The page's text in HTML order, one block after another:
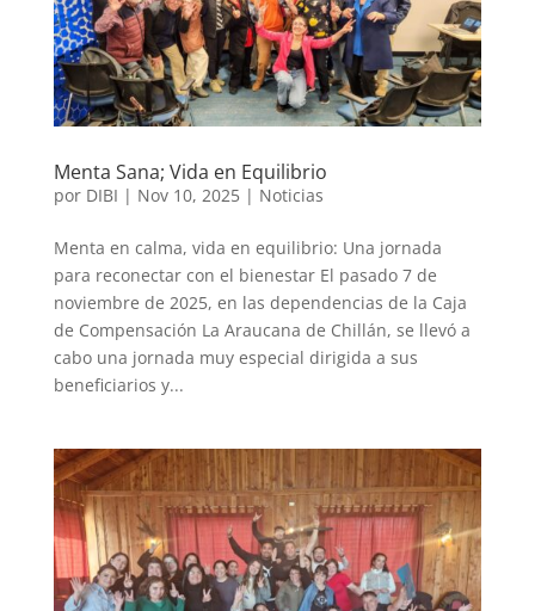
Menta Sana; Vida en Equilibrio
por DIBI | Nov 10, 2025| Noticias
Menta en calma, vida en equilibrio: Una jornada
para reconectar con el bienestar El pasado 7 de
noviembre de 2025, en las dependencias de la Caja
de Compensación La Araucana de Chillán, se llevó a
cabo una jornada muy especial dirigida a sus
beneficiarios y...